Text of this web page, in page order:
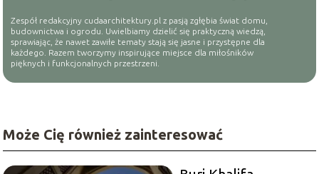
Zespół redakcyjny cudaarchitektury.pl z pasją zgłębia świat domu,
budownictwa i ogrodu. Uwielbiamy dzielić się praktyczną wiedzą,
sprawiając, że nawet zawiłe tematy stają się jasne i przystępne dla
każdego. Razem tworzymy inspirujące miejsce dla miłośników
pięknych i funkcjonalnych przestrzeni.
Może Cię również zainteresować